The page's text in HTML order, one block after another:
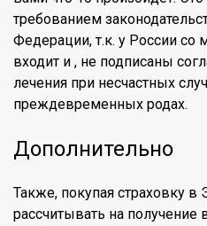
требованием
Федерации, т.к. у России со
входит и , не подписаны
лечения при несчастных
преждевременных родах.
Дополнительно
Также, покупая страховку
рассчитывать на получение